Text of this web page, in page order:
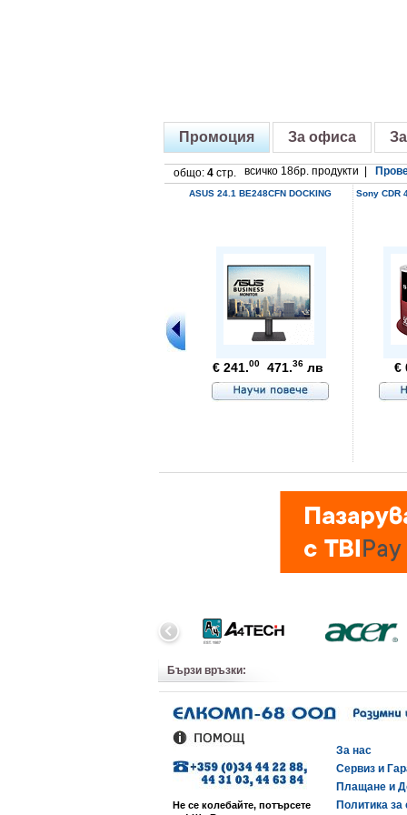
Промоция За офиса
общо: 4стр. всичко 18бр. продукти |
ASUS 24.1 BE248CFN DOCKING
€ 241.00 471.36 лв
Sony CDR
€
Бързи връзки:
Не се колебайте, потърсете
За нас
Сервиз и
Плащане и
Политика за